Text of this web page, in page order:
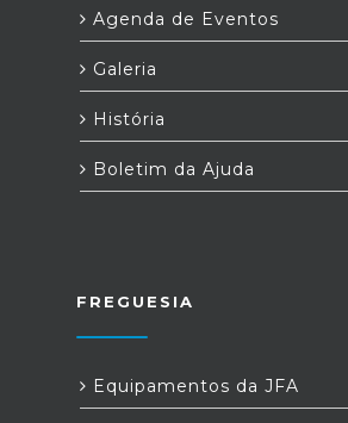
Agenda de Eventos
Galeria
História
Boletim da Ajuda
FREGUESIA
Equipamentos da JFA